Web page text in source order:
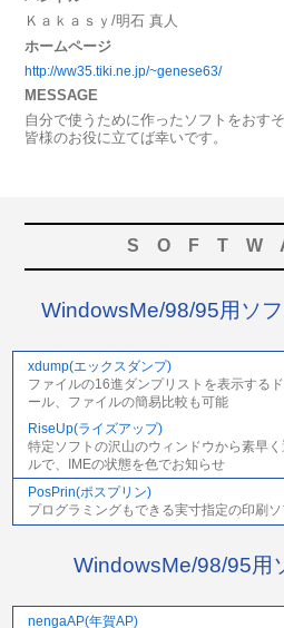
Ｋａｋａｓｙ/明石 真人
ホームページ
http://ww35.tiki.ne.jp/~genese63/
MESSAGE
自分で使うために作ったソフトをおす
皆様のお役に立てば幸いです。
WindowsMe/98/95用ソ
xdump(エックスダンプ)
ファイルの16進ダンプリストを表示する
ール、ファイルの簡易比較も可能
RiseUp(ライズアップ)
特定ソフトの沢山のウィンドウから素早
ルで、IMEの状態を色でお知らせ
PosPrin(ポスプリン)
プログラミングもできる実寸指定の印刷ソ
WindowsMe/98/95用
nengaAP(年賀AP)